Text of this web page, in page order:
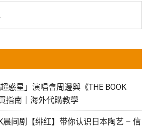
惑星」演唱會周邊與《THE BOOK
指南｜海外代購教學
晨间剧【绯红】带你认识日本陶艺 – 信